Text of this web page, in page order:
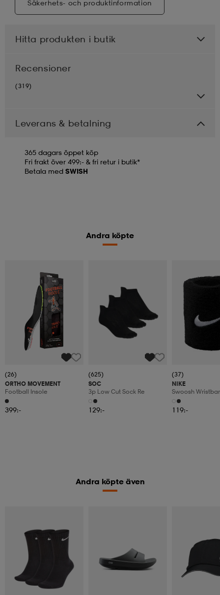
Säkerhets- och produktinformation
Hitta produkten i butik
Recensioner
(319)
Leverans & betalning
365 dagars öppet köp
Fri frakt över 499:- & fri retur i butik*
Betala med SWISH
Andra köpte
(26)
ORTHO MOVEMENT
Football Insole
399:-
(625)
SOC
3p Low Cut Sock Re
129:-
(37)
NIKE
Swoosh
119:-
Andra köpte även